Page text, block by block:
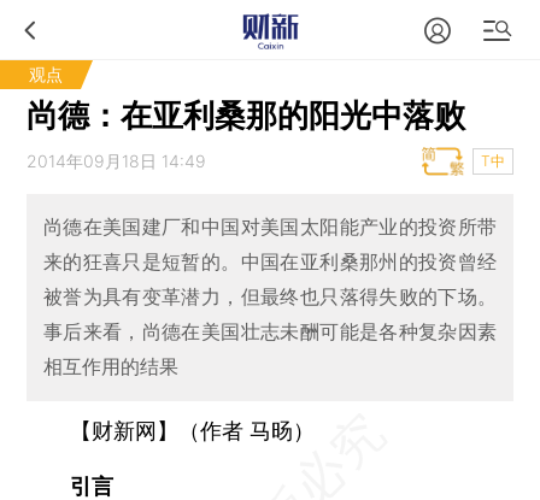
观点
尚德：在亚利桑那的阳光中落败
2014年09月18日 14:49 T中
尚德在美国建厂和中国对美国太阳能产业的投资所带
来的狂喜只是短暂的。中国在亚利桑那州的投资曾经
被誉为具有变革潜力，但最终也只落得失败的下场。
事后来看，尚德在美国壮志未酬可能是各种复杂因素
相互作用的结果
【财新网】（作者 马旸）
引言